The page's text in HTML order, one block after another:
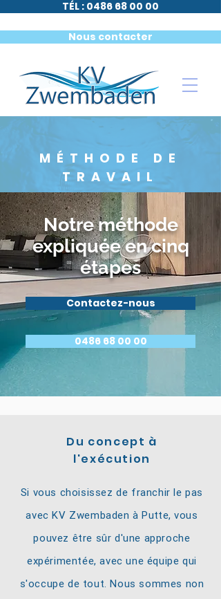
TÉL : 0486 68 00 00
Nous contacter
MÉTHODE DE
TRAVAIL
Notre méthode
expliquée en cinq
étapes
Contactez-nous
0486 68 00 00
Du concept à
l'exécution
Si vous choisissez de franchir le pas
avec KV Zwembaden àPutte, vous
pouvez être sûr d'une approche
expérimentée, avec une équipe qui
s'occupe de tout. Nous sommes non